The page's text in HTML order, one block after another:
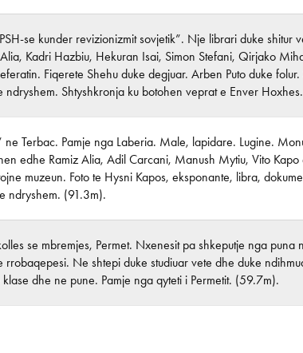
se kunder revizionizmit sovjetik”. Nje librari duke
Kadri Hazbiu, Hekuran Isai, Simon Stefani, Qirjako
Fiqerete Shehu duke degjuar. Arben Puto duke
ndryshem. Shtyshkronja ku botohen veprat e Enver
ne Terbac. Pamje nga Laberia. Male, lapidare. Lugine.
edhe Ramiz Alia, Adil Carcani, Manush Mytiu, Vito
muzeun. Foto te Hysni Kapos, eksponante, libra,
ndryshem. (91.3m).
se mbremjes, Permet. Nxenesit pa shkeputje nga
Ne shtepi duke studiuar vete dhe duke
dhe ne pune. Pamje nga qyteti i Permetit. (59.7m).